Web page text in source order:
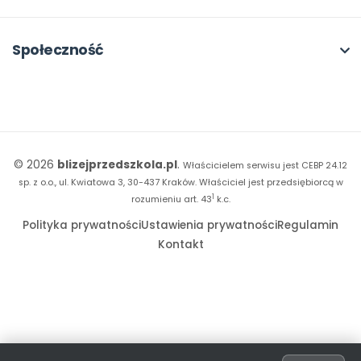
18. FORUM
Kiosk online
Kumpelkowo
Dookoła Polski
Sprintem do maratonu
Społeczność
Instagram
© 2026 blizejprzedszkola.pl. Właścicielem serwisu jest CEBP 24.12
sp. z o.o., ul. Kwiatowa 3, 30-437 Kraków.Właściciel jest przedsiębiorcą w
rozumieniu art. 431 k.c.
Polityka prywatnościUstawienia prywatnościRegulamin
Kontakt